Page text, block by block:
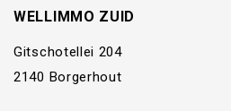
WELLIMMO ZUID
Gitschotellei 204
2140 Borgerhout